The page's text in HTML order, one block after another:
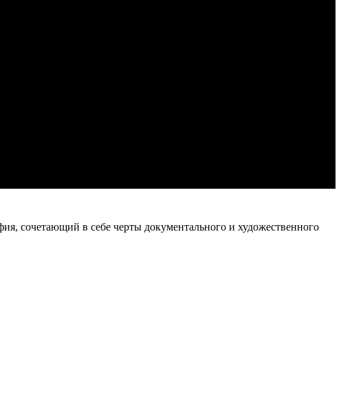
сочетающий в себе черты документального и художественного